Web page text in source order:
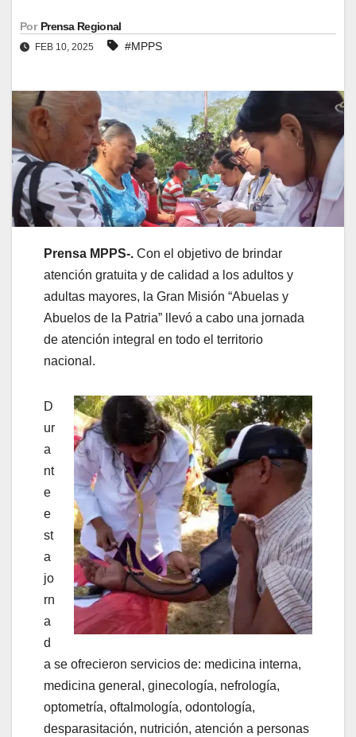
Por Prensa Regional
FEB 10, 2025 #MPPS
Prensa MPPS-. Con el objetivo de brindar
atención gratuita y de calidad a los adultos y
adultas mayores, la Gran Misión “Abuelas y
Abuelos de la Patria” llevó a cabo una jornada
de atención integral en todo el territorio
nacional.
D
ur
a
nt
e
e
st
a
jo
rn
a
d
a se ofrecieron servicios de: medicina interna,
medicina general, ginecología, nefrología,
optometría, oftalmología, odontología,
desparasitación, nutrición, atención a personas